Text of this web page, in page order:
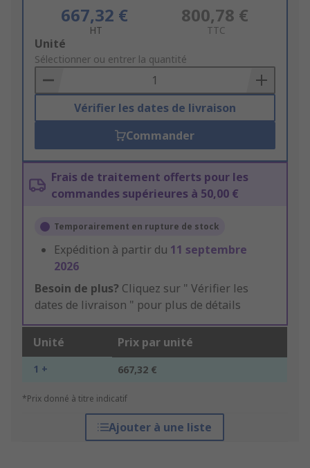
667,32 €
HT
800,78 €
TTC
Add
to
Basket
Unité
Sélectionner ou entrer la quantité
Vérifier les dates de livraison
Commander
Frais de traitement offerts pour les
commandes supérieures à 50,00 €
Temporairement en rupture de stock
Expédition à partir du 11 septembre
2026
Besoin de plus? Cliquez sur " Vérifier les
dates de livraison " pour plus de détails
Unité Prix par unité
1 + 667,32 €
*Prix donné à titre indicatif
Ajouter à une liste